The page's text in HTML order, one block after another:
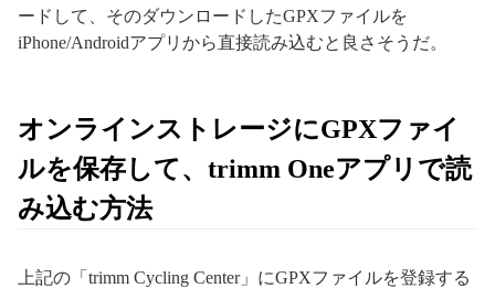
ードして、そのダウンロードしたGPXファイルを
iPhone/Androidアプリから直接読み込むと良さそうだ。
オンラインストレージにGPXファイ
ルを保存して、trimm Oneアプリで読
み込む方法
上記の「trimm Cycling Center」にGPXファイルを登録する